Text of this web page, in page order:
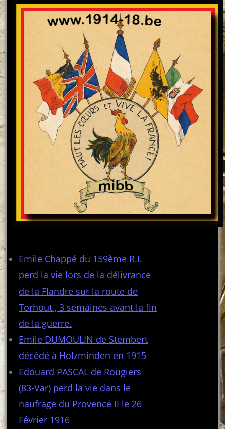
Emile Chappé du 159ème R.I.
perd la vie lors de la délivrance
de la Flandre sur la route de
Torhout , 3 semaines avant la fin
de la guerre.
Emile DUMOULIN de Stembert
décédé à Holzminden en 1915
Edouard PASCAL de Rougiers
(83-Var) perd la vie dans le
naufrage du Provence II le 26
Février 1916